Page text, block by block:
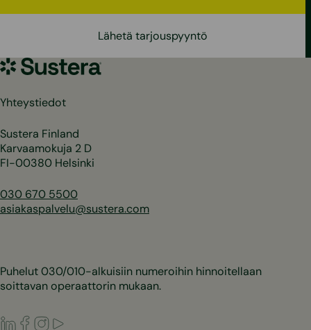
Lähetä tarjouspyyntö
Sustera
Yhteystiedot
Sustera Finland
Karvaamokuja 2 D
FI-00380 Helsinki
030 670 5500
asiakaspalvelu@sustera.com
Puhelut 030/010-alkuisiin numeroihin hinnoitellaan
soittavan operaattorin mukaan.
LinkedIn
Facebook
Instagram